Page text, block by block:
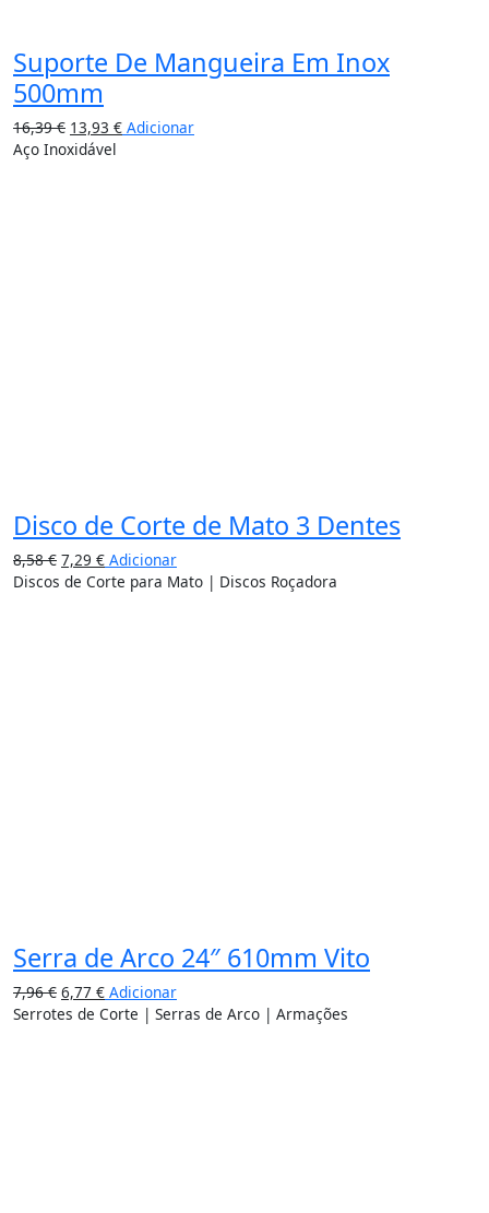
Suporte De Mangueira Em Inox
500mm
16,39€ 13,93 € Adicionar
Aço Inoxidável
Disco de Corte de Mato 3 Dentes
8,58€ 7,29 € Adicionar
Discos de Corte para Mato | Discos Roçadora
Serra de Arco 24″ 610mm Vito
7,96€ 6,77 € Adicionar
Serrotes de Corte | Serras de Arco | Armações